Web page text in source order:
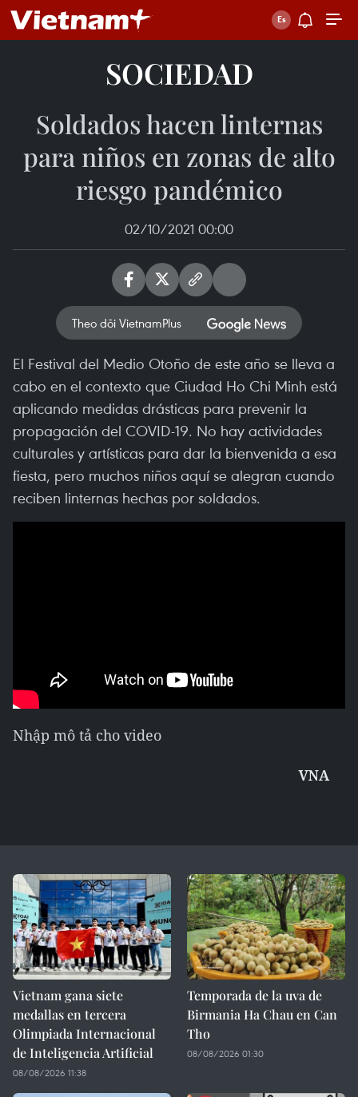
SOCIEDAD
Soldados hacen linternas
para niños en zonas de alto
riesgo pandémico
02/10/2021 00:00
Theo dõi VietnamPlus
El Festival del Medio Otoño de este año se lleva a
cabo en el contexto que Ciudad Ho Chi Minh está
aplicando medidas drásticas para prevenir la
propagación del COVID-19. No hay actividades
culturales y artísticas para dar la bienvenida a esa
fiesta, pero muchos niños aquí se alegran cuando
reciben linternas hechas por soldados.
Nhập mô tả cho video
VNA
Vietnam gana siete
medallas en tercera
Olimpiada Internacional
de Inteligencia Artificial
08/08/2026 11:38
Temporada de la uva de
Birmania Ha Chau en Can
Tho
08/08/2026 01:30